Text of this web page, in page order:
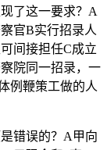
了这一要求？A
官B实行招录人
间接担任C成立
院同一招录，一
例鞭策工做的人
错误的？A甲向